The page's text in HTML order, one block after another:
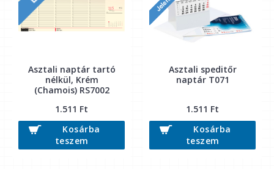
Asztali naptár tartó
nélkül, Krém
(Chamois) RS7002
1.511 Ft
Kosárba
teszem
Asztali speditőr
naptár T071
1.511 Ft
Kosárba
teszem